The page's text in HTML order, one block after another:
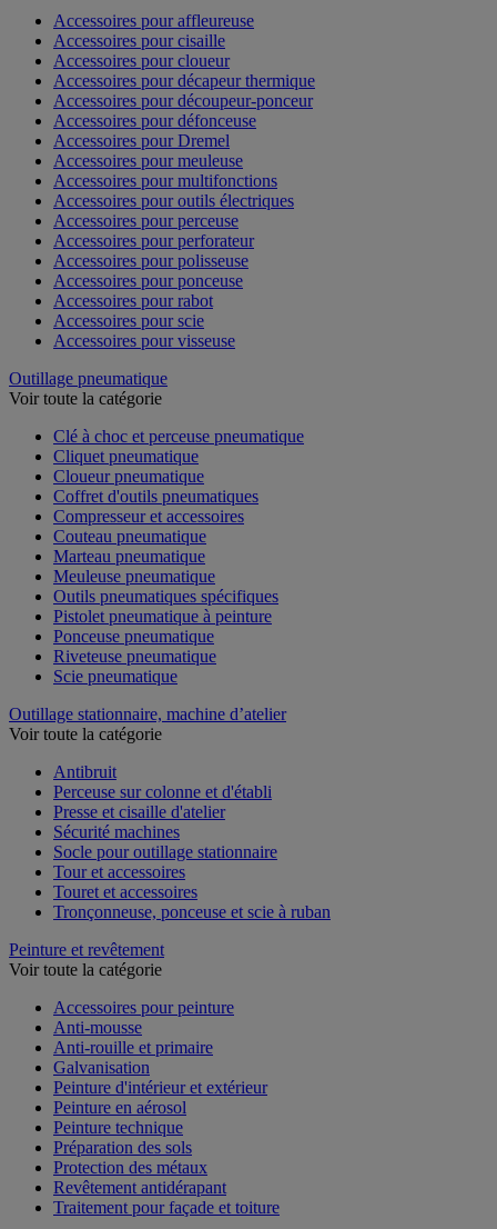
Accessoires pour affleureuse
Accessoires pour cisaille
Accessoires pour cloueur
Accessoires pour décapeur thermique
Accessoires pour découpeur-ponceur
Accessoires pour défonceuse
Accessoires pour Dremel
Accessoires pour meuleuse
Accessoires pour multifonctions
Accessoires pour outils électriques
Accessoires pour perceuse
Accessoires pour perforateur
Accessoires pour polisseuse
Accessoires pour ponceuse
Accessoires pour rabot
Accessoires pour scie
Accessoires pour visseuse
Outillage pneumatique
Voir toute la catégorie
Clé à choc et perceuse pneumatique
Cliquet pneumatique
Cloueur pneumatique
Coffret d'outils pneumatiques
Compresseur et accessoires
Couteau pneumatique
Marteau pneumatique
Meuleuse pneumatique
Outils pneumatiques spécifiques
Pistolet pneumatique à peinture
Ponceuse pneumatique
Riveteuse pneumatique
Scie pneumatique
Outillage stationnaire, machine d’atelier
Voir toute la catégorie
Antibruit
Perceuse sur colonne et d'établi
Presse et cisaille d'atelier
Sécurité machines
Socle pour outillage stationnaire
Tour et accessoires
Touret et accessoires
Tronçonneuse, ponceuse et scie à ruban
Peinture et revêtement
Voir toute la catégorie
Accessoires pour peinture
Anti-mousse
Anti-rouille et primaire
Galvanisation
Peinture d'intérieur et extérieur
Peinture en aérosol
Peinture technique
Préparation des sols
Protection des métaux
Revêtement antidérapant
Traitement pour façade et toiture